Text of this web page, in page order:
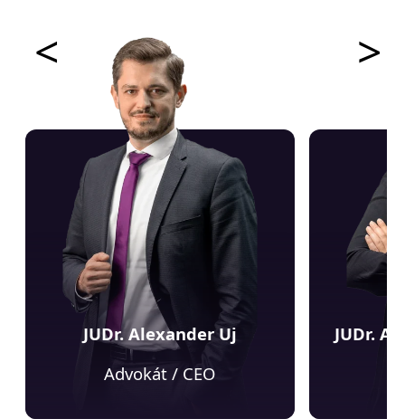
< >
JUDr. Alexander Uj
Advokát / CEO
JUDr.